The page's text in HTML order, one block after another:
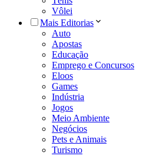
Vôlei
Mais Editorias
Auto
Apostas
Educação
Emprego e Concursos
Eloos
Games
Indústria
Jogos
Meio Ambiente
Negócios
Pets e Animais
Turismo